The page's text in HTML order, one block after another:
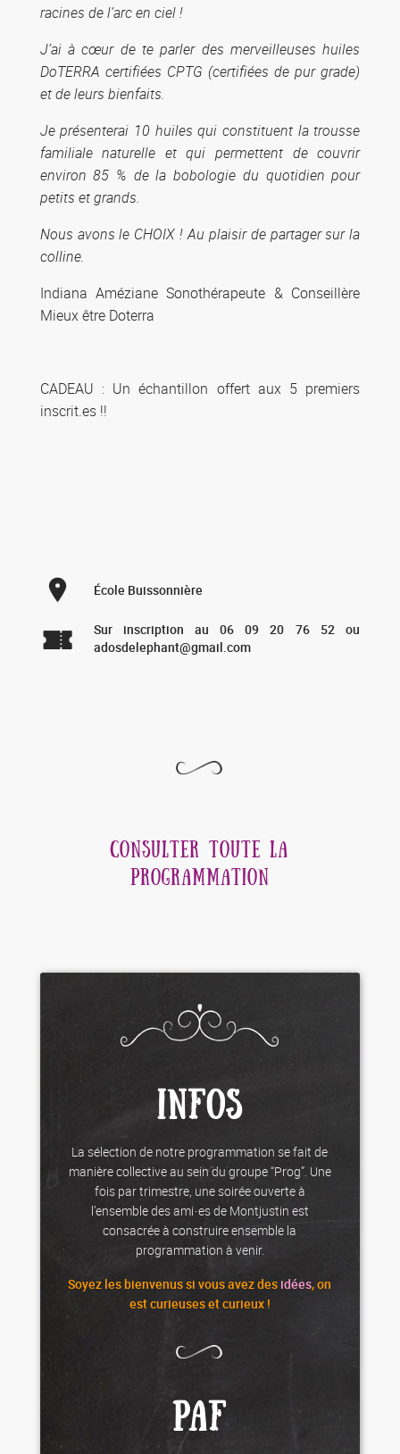
racines de l’arc en ciel !
J’ai à cœur de te parler des merveilleuses huiles
DoTERRA certifiées CPTG (certifiées de pur grade)
et de leurs bienfaits.
Je présenterai 10 huiles qui constituent la trousse
familiale naturelle et qui permettent de couvrir
environ 85 % de la bobologie du quotidien pour
petits et grands.
Nous avons le CHOIX ! Au plaisir de partager sur la
colline.
Indiana Améziane Sonothérapeute & Conseillère
Mieux être Doterra
CADEAU : Un échantillon offert aux 5 premiers
inscrit.es !!
École Buissonnière
Sur inscription au 06 09 20 76 52 ou
adosdelephant@gmail.com
CONSULTER TOUTE LA
PROGRAMMATION
INFOS
La sélection de notre programmation se fait de
manière collective au sein du groupe “Prog”. Une
fois par trimestre, une soirée ouverte à
l’ensemble des ami·es de Montjustin est
consacrée à construire ensemble la
programmation à venir.
Soyez lesbienvenussi vous avez des idées, on
est curieuses et curieux !
PAF